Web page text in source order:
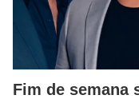
Fim de semana